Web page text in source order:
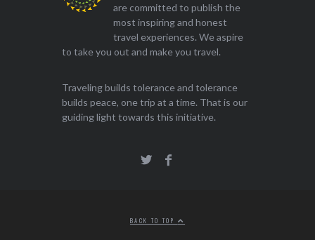
are committed to publish the
most inspiring and honest
travel experiences. We aspire
to take you out and make you travel.
Traveling builds tolerance and tolerance
builds peace, one trip at a time. That is our
guiding light towards this initiative.
BACK TO TOP